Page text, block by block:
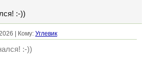
:-))
| Кому: Углевик
:-))